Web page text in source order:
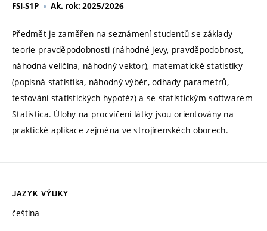
FSI-S1P Ak. rok: 2025/2026
Předmět je zaměřen na seznámení studentů se základy
teorie pravděpodobnosti (náhodné jevy, pravděpodobnost,
náhodná veličina, náhodný vektor), matematické statistiky
(popisná statistika, náhodný výběr, odhady parametrů,
testování statistických hypotéz) a se statistickým softwarem
Statistica. Úlohy na procvičení látky jsou orientovány na
praktické aplikace zejména ve strojírenskéch oborech.
JAZYK VÝUKY
čeština